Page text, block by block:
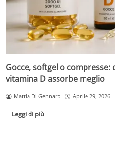
Gocce, softgel o
vitamina D assorbe meglio
Mattia Di Gennaro Aprile 29, 2026
Leggi di più